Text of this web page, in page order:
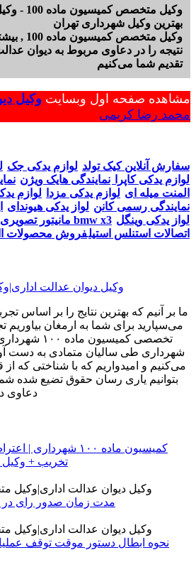
وکیل
بهترین وکیل شهرداری تهران
وکیل
نتیجه را در دعاوی مربوط به دیوان
تقدیم شما می‌کنیم
مشاهده صفحه اول وبسایت وکیل
محمد رضا کریمی
سفارش آنلاین کیک تولد لوازم یدکی جک
لوازم یدکی کاپرا
نمایندگی هایک ویژن
المنت میله ای لوازم یدکی مزدا
لوازم
نمایندگی رسمی کانن لواز یدکی هیوندای
مانیتور تصویری bmw x3 لواز یدکی وینگل
اتصالات استنلس استیلفروش محصولات
ما بر آنیم که بهترین نتایج را بر اساس
می‌سپارید برای شما به ارمغان بیاوریم
تخصصی
شهرداری طی سالیان متمادی به دست
می‌کنیم و امیدواریم که با شناختی که از
بتوانیم یاری رسان حقوق تضیع شده
دعاوی
کمیسیون ماده ۱۰۰
تخریب + وکیل
مدت زمان صدور رای در
نحوه ابطال دستور موقت توقف